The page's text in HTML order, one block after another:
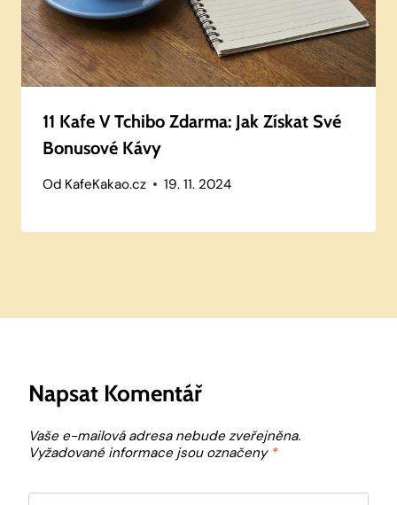
11 Kafe V Tchibo Zdarma: Jak Získat Své
Bonusové Kávy
Od KafeKakao.cz 19. 11. 2024
Napsat Komentář
Vaše e-mailová adresa nebude zveřejněna.
Vyžadované informace jsou označeny *